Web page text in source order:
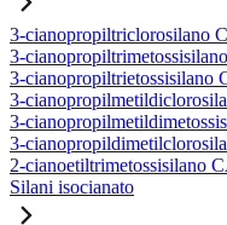
3-cianopropiltriclorosilano
3-
3-cianopropiltrietossisilano
3-
3-
3-
2-cianoetiltrimetossisilano
Silani isocianato